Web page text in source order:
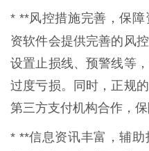
* **风控措施完善，保
资软件会提供完善的风控
设置止损线、预警线等
过度亏损。同时，正规
第三方支付机构合作，保
* **信息资讯丰富，辅